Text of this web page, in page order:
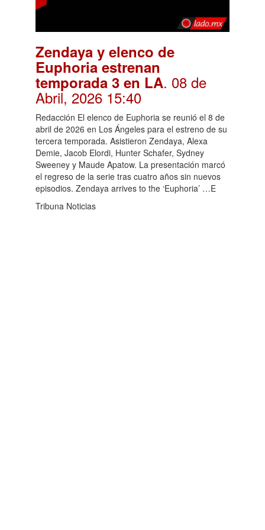
Zendaya y elenco de
Euphoria estrenan
temporada 3 en LA. 08 de
Abril, 2026 15:40
Redacción El elenco de Euphoria se reunió el 8 de
abril de 2026 en Los Ángeles para el estreno de su
tercera temporada. Asistieron Zendaya, Alexa
Demie, Jacob Elordi, Hunter Schafer, Sydney
Sweeney y Maude Apatow. La presentación marcó
el regreso de la serie tras cuatro años sin nuevos
episodios. Zendaya arrives to the ‘Euphoria’ …E
Tribuna Noticias